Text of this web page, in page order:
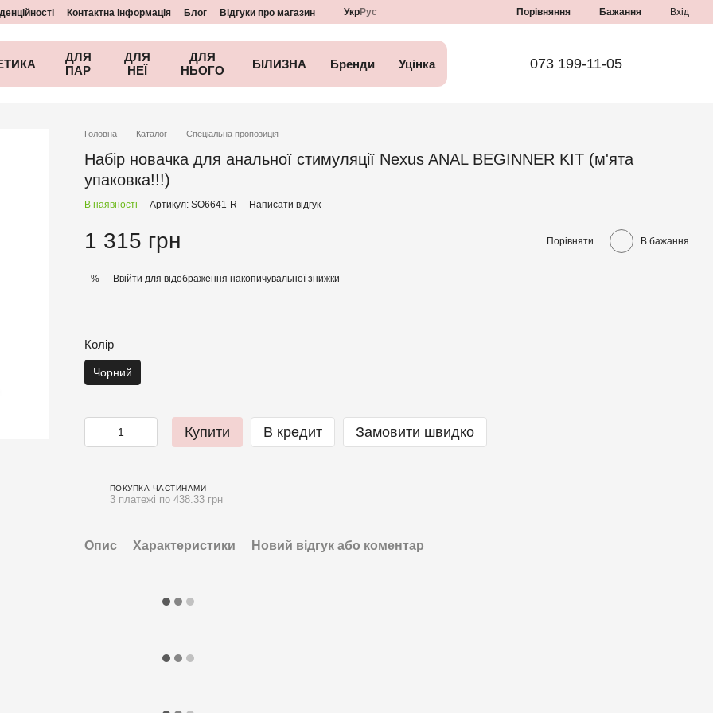
Контактна інформація Блог Відгуки про магазин УкрРус Порівняння Бажання Вхід
ДЛЯ
ПАР
ДЛЯ
НЕЇ
ДЛЯ
НЬОГО
БІЛИЗНА Бренди Уцінка 073 199-11-05
Головна Каталог Спеціальна пропозиція
Набір новачка для анальної стимуляції Nexus ANAL BEGINNER KIT (м'ята
упаковка!!!)
В наявності Артикул: SO6641-R Написати відгук
1 315 грн Порівняти В бажання
% Ввійти для відображення накопичувальної знижки
Колір
Чорний
Купити В кредит Замовити швидко
ПОКУПКА ЧАСТИНАМИ
3 платежі по 438.33 грн
Опис Характеристики Новий відгук або коментар